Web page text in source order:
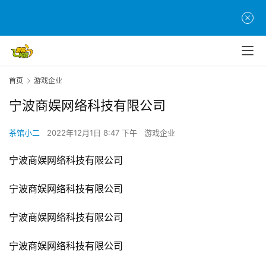
页
游
原
游
戏
首页 游戏企业
宁波商娱网络科技有限公司
茶馆小二 2022年12月1日 8:47 下午 游戏企业
宁波商娱网络科技有限公司
宁波商娱网络科技有限公司
宁波商娱网络科技有限公司
宁波商娱网络科技有限公司